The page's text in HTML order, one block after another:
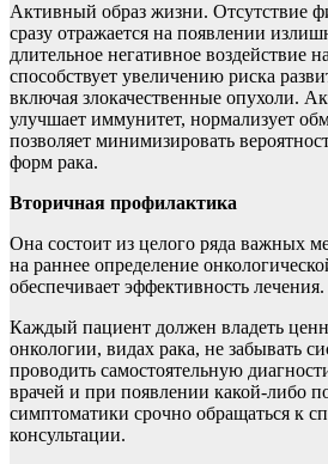
Активный образ жизни. Отсутствие
сразу отражается на появлении
длительное негативное воздействие
способствует увеличению риска
включая злокачественные опухоли.
улучшает иммунитет, нормализует
позволяет минимизировать
форм рака.
Вторичная профилактика
Она состоит из целого ряда важных
на раннее определение
обеспечивает эффективность лечения.
Каждый пациент должен владеть
онкологии, видах рака, не забывать
проводить самостоятельную
врачей и при появлении какой-либо
симптоматики срочно обращаться к
консультации.